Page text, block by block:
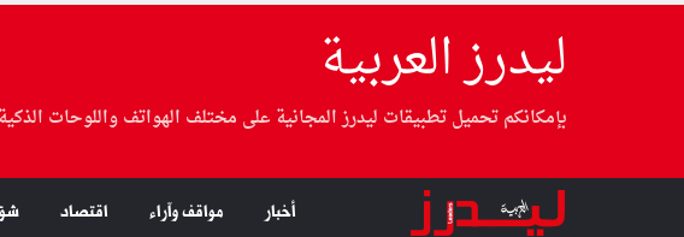
ليدرز العربية
بإمكانكم تحميل تطبيقات ليدرز المجانية على مختلف الهواتف واللوحات الذكية
أخبار مواقف وآراء اقتصاد